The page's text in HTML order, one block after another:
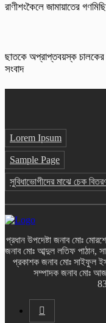
রাণীশংকৈলে জামায়াতের
ছাতকে অপ্রাপ্তবয়স্ক
সংবাদ
Lorem Ipsum
Sample Page
সুবিধাভোগীদের মাঝে চেক
প্রধান উপদেষ্টা জনাব মোঃ
জনাব মোঃ আব্দুল লতিফ পাঠান,
প্রকাশক জনাব মোঃ সাইফুল
সম্পাদক জনাব মোঃ